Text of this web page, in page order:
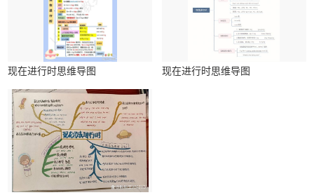
现在进行时思维导图 现在进行时思维导图